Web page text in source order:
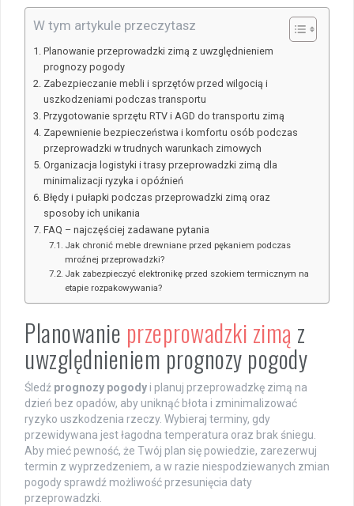
W tym artykule przeczytasz
Planowanie przeprowadzki zimą z uwzględnieniem
prognozy pogody
Zabezpieczanie mebli i sprzętów przed wilgocią i
uszkodzeniami podczas transportu
Przygotowanie sprzętu RTV i AGD do transportu zimą
Zapewnienie bezpieczeństwa i komfortu osób podczas
przeprowadzki w trudnych warunkach zimowych
Organizacja logistyki i trasy przeprowadzki zimą dla
minimalizacji ryzyka i opóźnień
Błędy i pułapki podczas przeprowadzki zimą oraz
sposoby ich unikania
FAQ – najczęściej zadawane pytania
Jak chronić meble drewniane przed pękaniem podczas
mroźnej przeprowadzki?
Jak zabezpieczyć elektronikę przed szokiem termicznym na
etapie rozpakowywania?
Planowanie przeprowadzki zimą z
uwzględnieniem prognozy pogody
Śledź prognozy pogody i planuj przeprowadzkę zimą na
dzień bez opadów, aby uniknąć błota i zminimalizować
ryzyko uszkodzenia rzeczy. Wybieraj terminy, gdy
przewidywana jest łagodna temperatura oraz brak śniegu.
Aby mieć pewność, że Twój plan się powiedzie, zarezerwuj
termin z wyprzedzeniem, a w razie niespodziewanych zmian
pogody sprawdź możliwość przesunięcia daty
przeprowadzki.